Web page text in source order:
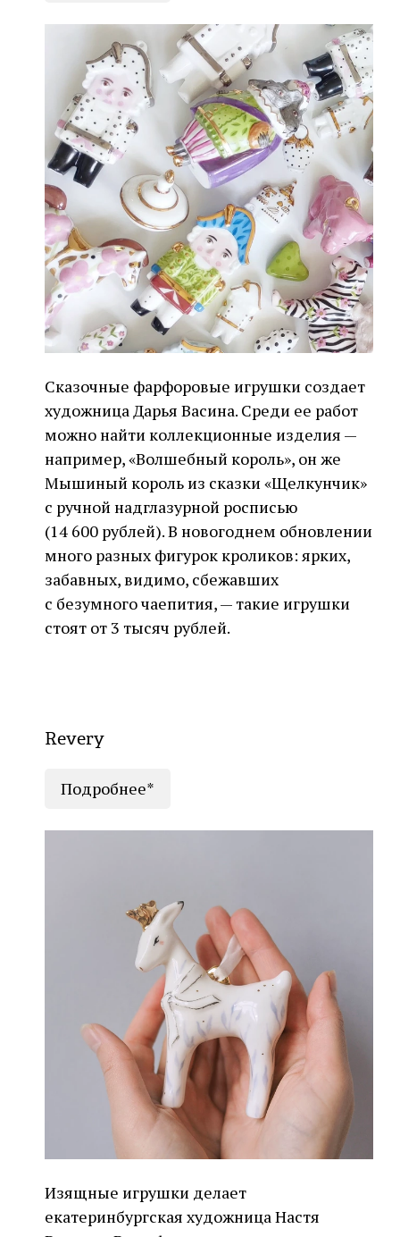
Сказочные фарфоровые игрушки создает
художница Дарья Васина. Среди ее работ
можно найти коллекционные изделия —
например, «Волшебный король», он же
Мышиный король из сказки «Щелкунчик»
с ручной надглазурной росписью
(14 600 рублей). В новогоднем обновлении
много разных фигурок кроликов: ярких,
забавных, видимо, сбежавших
с безумного чаепития, — такие игрушки
стоят от 3 тысяч рублей.
Revery
Подробнее*
Изящные игрушки делает
екатеринбургская художница Настя